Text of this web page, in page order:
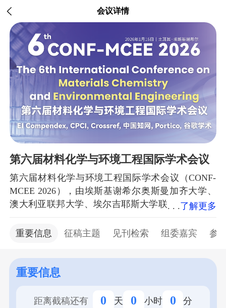
会议详情
第六届材料化学与环境工程国际学术会议
了解更多
第六届材料化学与环境工程国际学术会议（CONF-
MCEE 2026），由埃斯基谢希尔奥斯曼加齐大学、
澳大利亚联邦大学、埃尔吉耶斯大学联
谢希尔奥斯曼加齐大学召开。本次国际会议旨在为
工程等领域的研究人员、学者和从业人员提供一个
分享最新研究成果、交流创新思想的平台。 会议为
主题报告、分组讨论、论文展示等丰富多样的形
重要信息 征稿主题 见刊检索 组委嘉宾 参
重要信息
距离截稿还有 0 天 0 小时 0 分